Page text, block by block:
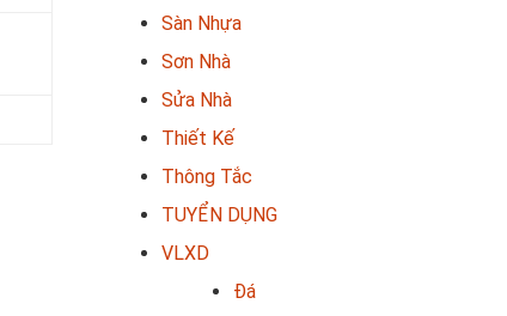
Sàn Nhựa
Sơn Nhà
Sửa Nhà
Thiết Kế
Thông Tắc
TUYỂN DỤNG
VLXD
Đá